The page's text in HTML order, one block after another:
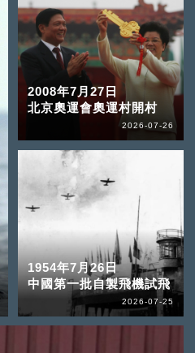
2008年7月27日
北京奧運會奧運村開村
2026-07-26
1954年7月26日
中國第一批自製飛機試飛
2026-07-25